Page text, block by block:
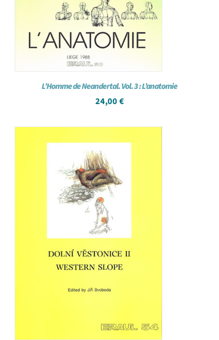
L’Homme de Neandertal. Vol. 3 : L’anatomie
24,00 €